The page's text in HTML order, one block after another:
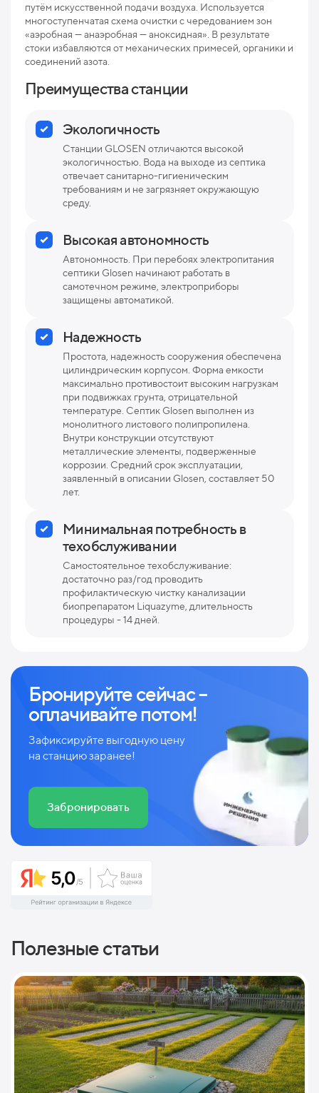
путём искусственной подачи воздуха. Используется
многоступенчатая схема очистки с чередованием зон
«аэробная — анаэробная — аноксидная». В результате
стоки избавляются от механических примесей, органики и
соединений азота.
Преимущества станции
Экологичность
Станции GLOSEN отличаются высокой
экологичностью. Вода на выходе из септика
отвечает санитарно-гигиеническим
требованиям и не загрязняет окружающую
среду.
Высокая автономность
Автономность. При перебоях электропитания
септики Glosen начинают работать в
самотечном режиме, электроприборы
защищены автоматикой.
Надежность
Простота, надежность сооружения обеспечена
цилиндрическим корпусом. Форма емкости
максимально противостоит высоким нагрузкам
при подвижках грунта, отрицательной
температуре. Септик Glosen выполнен из
монолитного листового полипропилена.
Внутри конструкции отсутствуют
металлические элементы, подверженные
коррозии. Средний срок эксплуатации,
заявленный в описании Glosen, составляет 50
лет.
Минимальная потребность в
техобслуживании
Самостоятельное техобслуживание:
достаточно раз/год проводить
профилактическую чистку канализации
биопрепаратом Liquazyme, длительность
процедуры - 14 дней.
Бронируйте сейчас –
оплачивайте потом!
Зафиксируйте выгодную цену
на станцию заранее!
Забронировать
Полезные статьи